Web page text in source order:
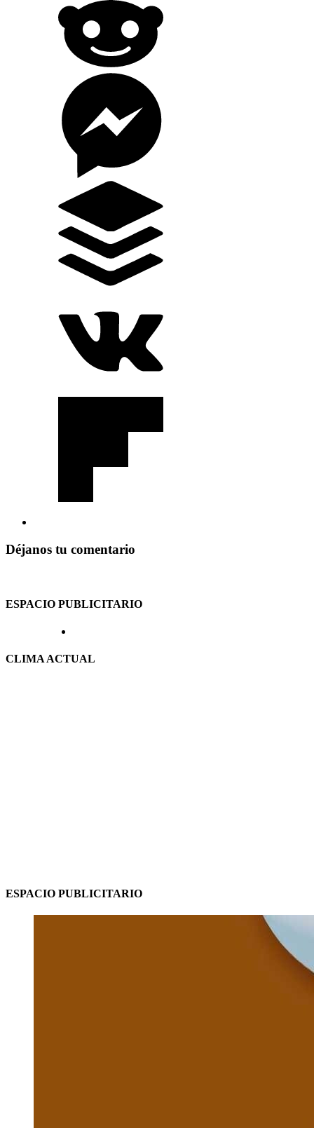
Déjanos tu comentario
ESPACIO PUBLICITARIO
CLIMA ACTUAL
ESPACIO PUBLICITARIO